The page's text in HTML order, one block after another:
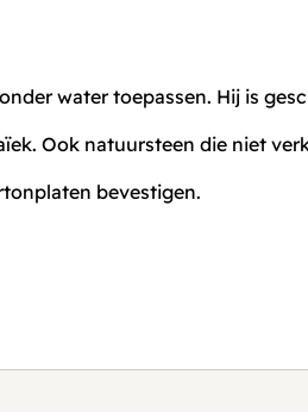
water toepassen. Hij is
Ook natuursteen die niet
bevestigen.